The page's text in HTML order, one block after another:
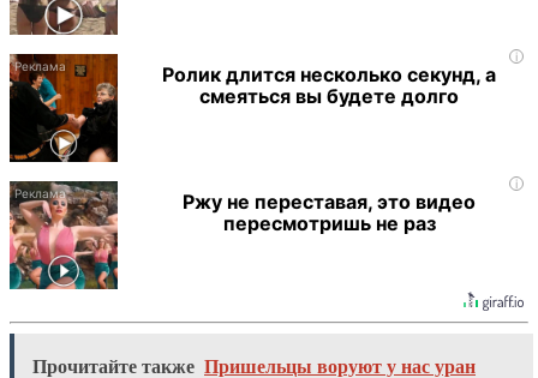
i
Ролик длится несколько секунд, а
смеяться вы будете долго
i
Ржу не переставая, это видео
пересмотришь не раз
Прочитайте также Пришельцы воруют у нас уран